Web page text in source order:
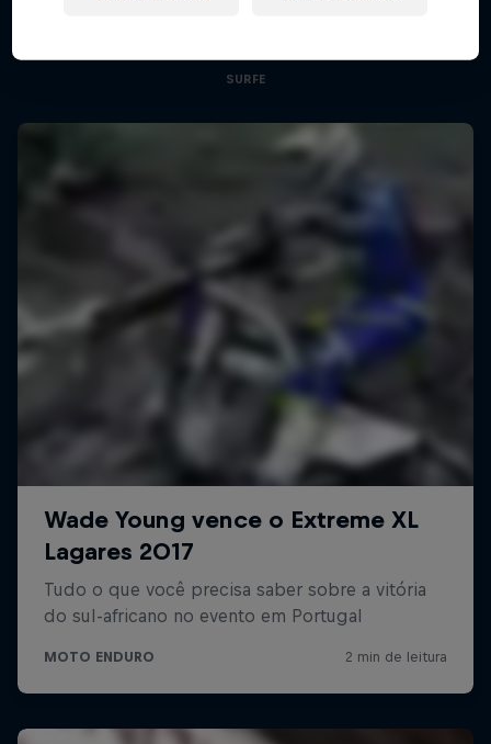
Oito temporadas dos melhores eventos de ação
SURFE